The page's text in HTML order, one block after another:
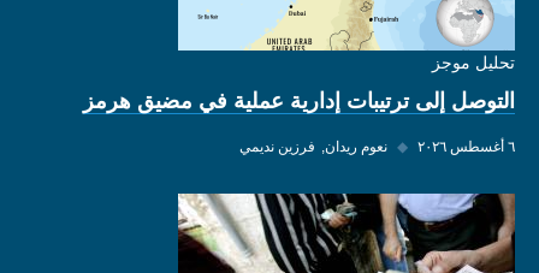
تحليل موجز
التوصل إلى ترتيبات إدارية عملية في مضيق هرمز
٦ أغسطس ٢٠٢٦ ◆ نعوم ريدان فرزين نديمي